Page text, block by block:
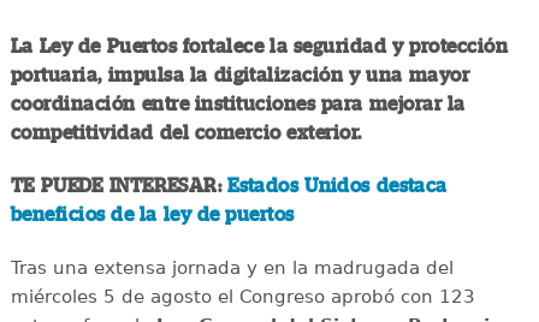
La Ley de Puertos fortalece la seguridad y protección
portuaria, impulsa la digitalización y una mayor
coordinación entre instituciones para mejorar la
competitividad del comercio exterior.
TE PUEDE INTERESAR:Estados Unidos destaca
beneficios de la ley de puertos
Tras una extensa jornada y en la madrugada del
miércoles 5 de agosto el Congreso aprobó con 123